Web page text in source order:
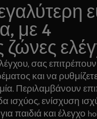
με 4
σας επιτρέπουν
και να
Περιλαμβάνουν
ισχύος, ενίσχυση
παιδιά και έλεγχο